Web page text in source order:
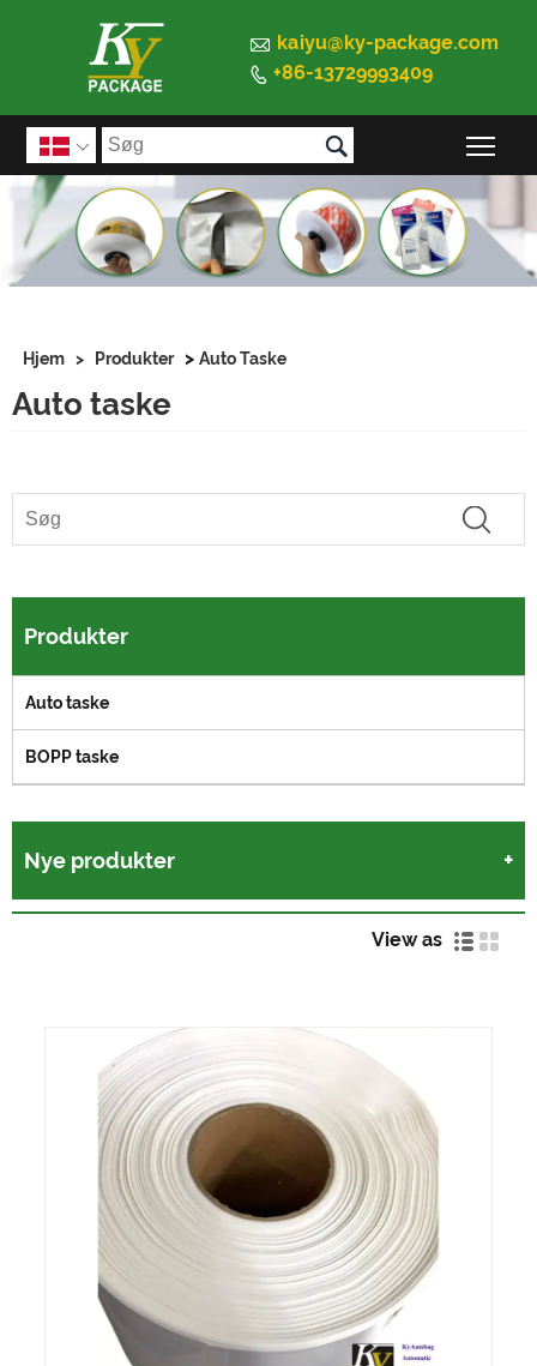
 kaiyu@ky-package.com
 +86-13729993409
 
Hjem > Produkter > Auto Taske
Auto taske
Produkter
Auto taske
BOPP taske
Nye produkter
View as